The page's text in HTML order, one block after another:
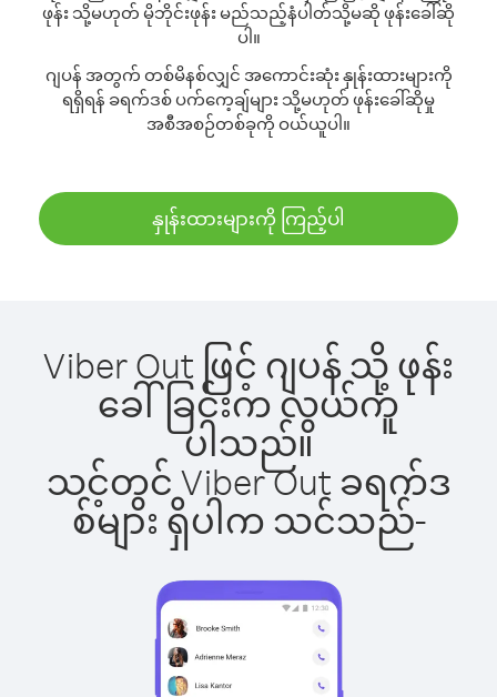
ဖုန်း သို့မဟုတ် မိုဘိုင်းဖုန်း မည်သည့်နံပါတ်သို့မဆို ဖုန်းခေါ်ဆို
ပါ။
ဂျပန် အတွက် တစ်မိနစ်လျှင် အကောင်းဆုံး နှုန်းထားများကို
ရရှိရန် ခရက်ဒစ် ပက်ကေ့ချ်များ သို့မဟုတ် ဖုန်းခေါ်ဆိုမှု
အစီအစဉ်တစ်ခုကို ဝယ်ယူပါ။
နှုန်းထားများကို ကြည့်ပါ
Viber Out ဖြင့် ဂျပန် သို့ ဖုန်း
ခေါ်ခြင်းက လွယ်ကူ
ပါသည်။
သင့်တွင် Viber Out ခရက်ဒ
စ်များ ရှိပါက သင်သည်-